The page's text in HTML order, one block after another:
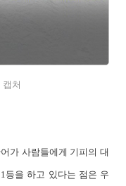
캡처
가 사람들에게 기피의 대
등을 하고 있다는 점은 우